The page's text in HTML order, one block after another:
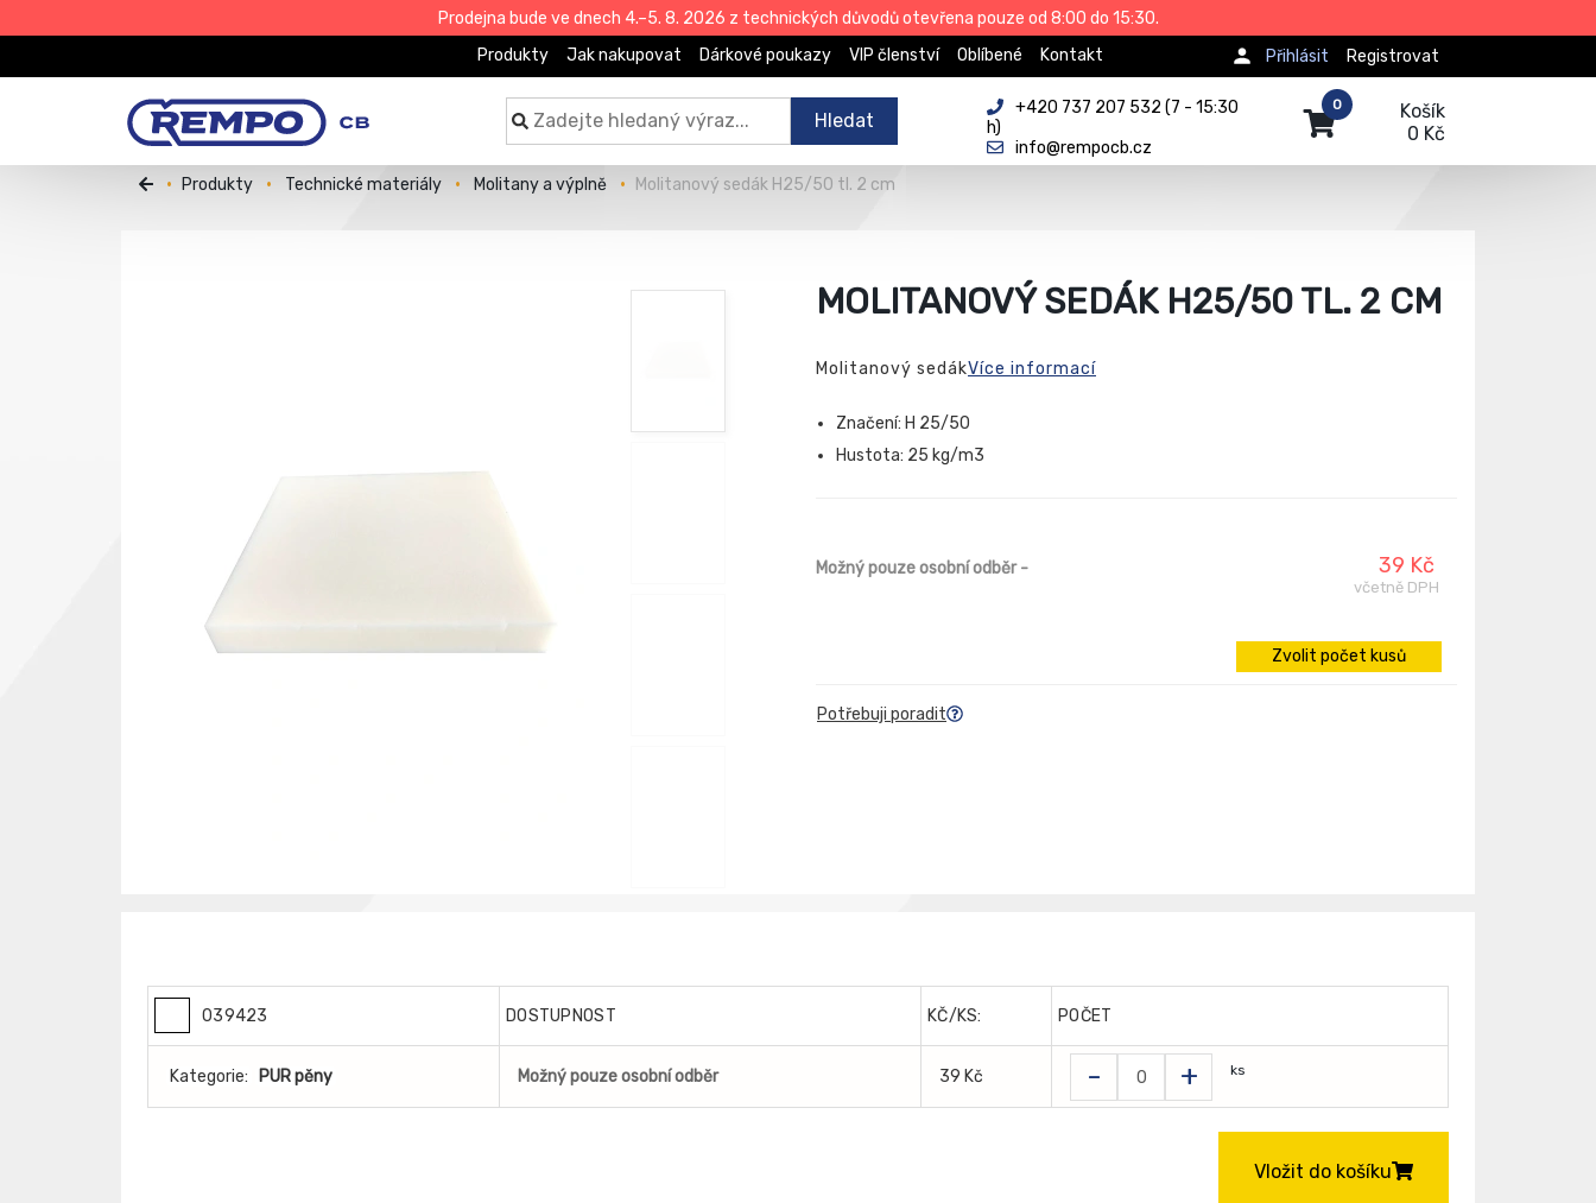
Prodejna bude ve dnech 4.–5. 8. 2026 z technických důvodů otevřena pouze od 8:00 do 15:30.
Produkty
Jak nakupovat Dárkové poukazy VIP členství Oblíbené Kontakt Registrovat
Přihlásit
Hledat
+420 737 207 532 (7 - 15:30
h)
info@rempocb.cz
Košík
0 Kč
0
Produkty Technické materiály Molitany a výplně Molitanový sedák H25/50 tl. 2 cm
MOLITANOVÝ SEDÁK H25/50 TL. 2 CM
Molitanový sedákVíce informací
Značení: H 25/50
Hustota: 25 kg/m3
Možný pouze osobní odběr- 39 Kč
včetně DPH
Zvolit počet kusů
Potřebuji poradit
039423 DOSTUPNOST KČ/KS: POČET
Kategorie: PUR pěny Možný pouze osobní odběr 39 Kč - + ks
Vložit do košíku